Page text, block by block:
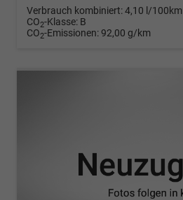
Verbrauch kombiniert:4,10 l/100km
CO2-Klasse: B
CO2-Emissionen:92,00 g/km